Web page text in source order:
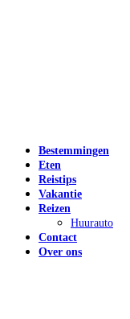
Bestemmingen
Eten
Reistips
Vakantie
Reizen
Huurauto
Contact
Over ons